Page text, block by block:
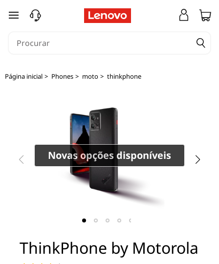
T
n
saltar para o conteúdo principal
Página inicial > Phones > moto > thinkphone
Novas opções disponíveis
ThinkPhone by Motorola